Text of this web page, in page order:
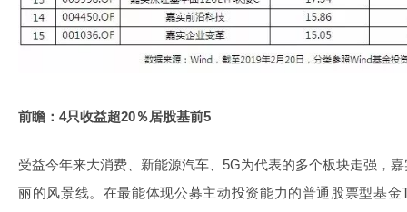
前瞻：4只收益超20％居股基前5
受益今年来大消费、新能源汽车、5G为代表的多个板块走强，
丽的风景线。在最能体现公募主动投资能力的普通股票型基